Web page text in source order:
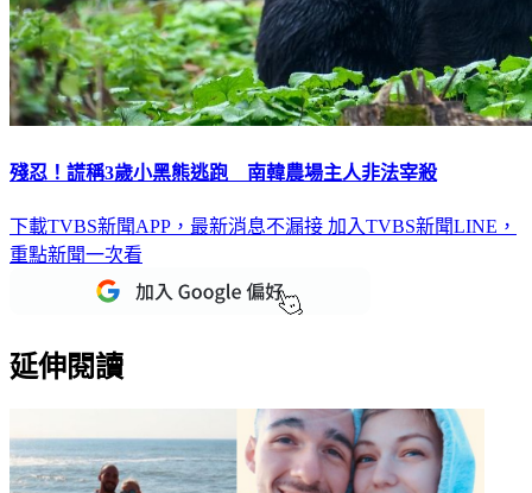
殘忍！謊稱3歲小黑熊逃跑 南韓農場主人非法宰殺
下載TVBS新聞APP，最新消息不漏接 加入TVBS新聞LINE，
重點新聞一次看
延伸閱讀